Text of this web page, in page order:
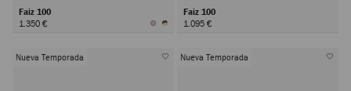
Faiz 100
1.350 €
Faiz 100
1.095 €
Nueva Temporada Nueva Temporada